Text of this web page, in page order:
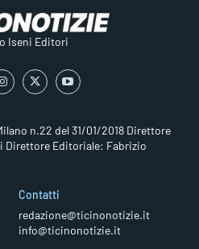
Iseni Editori
n.22 del 31/01/2018 Direttore
Direttore Editoriale: Fabrizio
Contatti
redazione@ticinonotizie.it
info@ticinonotizie.it